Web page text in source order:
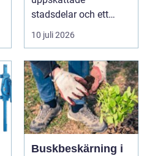
stadsdelar
stadsdelar och ett
självklart val f&ou...
10 juli 2026
Buskbeskärning i